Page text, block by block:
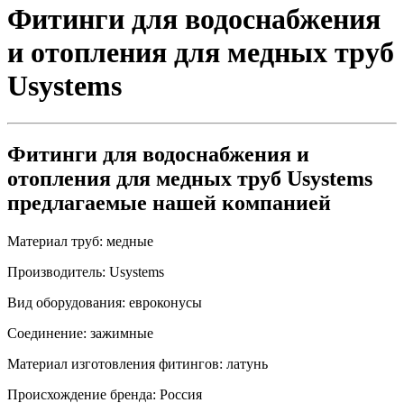
Фитинги для водоснабжения
и отопления для медных труб
Usystems
Фитинги для водоснабжения и
отопления для медных труб Usystems
предлагаемые нашей компанией
Материал труб: медные
Производитель: Usystems
Вид оборудования: евроконусы
Соединение: зажимные
Материал изготовления фитингов: латунь
Происхождение бренда: Россия